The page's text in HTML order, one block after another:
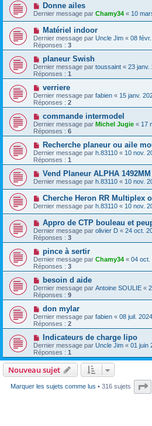
Donne ailes
Dernier message par Chamy34 « 10
Matériel indoor
Dernier message par Uncle Jim « 08
Réponses : 3
planeur Swish
Dernier message par toussaint « 23 janv.
Réponses : 1
verriere
Dernier message par fabien « 15 janv.
Réponses : 2
commande intermodel
Dernier message par Michel Jugie « 17
Réponses : 6
Recherche planeur ou aile
Dernier message par h.83110 « 10 nov.
Réponses : 1
Vend Planeur ALPHA
Dernier message par h.83110 « 10 nov.
Cherche Heron RR Multiplex
Dernier message par h.83110 « 10 nov.
Appro de CTP bouleau et
Dernier message par olivier D « 24 oct.
Réponses : 3
pince à sertir
Dernier message par Chamy34 « 04 oct.
Réponses : 3
besoin d aide
Dernier message par Antoine SOULIE «
Réponses : 9
don mylar
Dernier message par fabien « 08 juil.
Réponses : 2
Indicateurs de charge lipo
Dernier message par Uncle Jim « 01 juin
Réponses : 1
Nouveau sujet
Marquer les sujets comme lus • 316 sujets